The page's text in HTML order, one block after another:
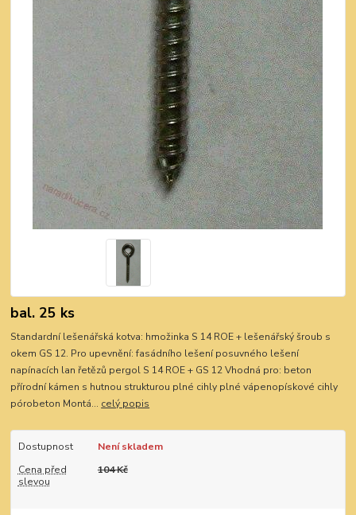
bal. 25 ks
Standardní lešenářská kotva: hmožinka S 14 ROE + lešenářský šroub s
okem GS 12. Pro upevnění: fasádního lešení posuvného lešení
napínacích lan řetězů pergol S 14 ROE + GS 12 Vhodná pro: beton
přírodní kámen s hutnou strukturou plné cihly plné vápenopískové cihly
pórobeton Montá... celý popis
Dostupnost
Není skladem
Cena před
slevou
104 Kč